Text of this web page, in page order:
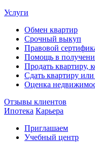
Услуги
Обмен квартир
Срочный выкуп
Правовой
Помощь в
Продать квартиру,
Сдать квартиру
Оценка
Отзывы клиентов
Ипотека Карьера
Приглашаем
Учебный центр